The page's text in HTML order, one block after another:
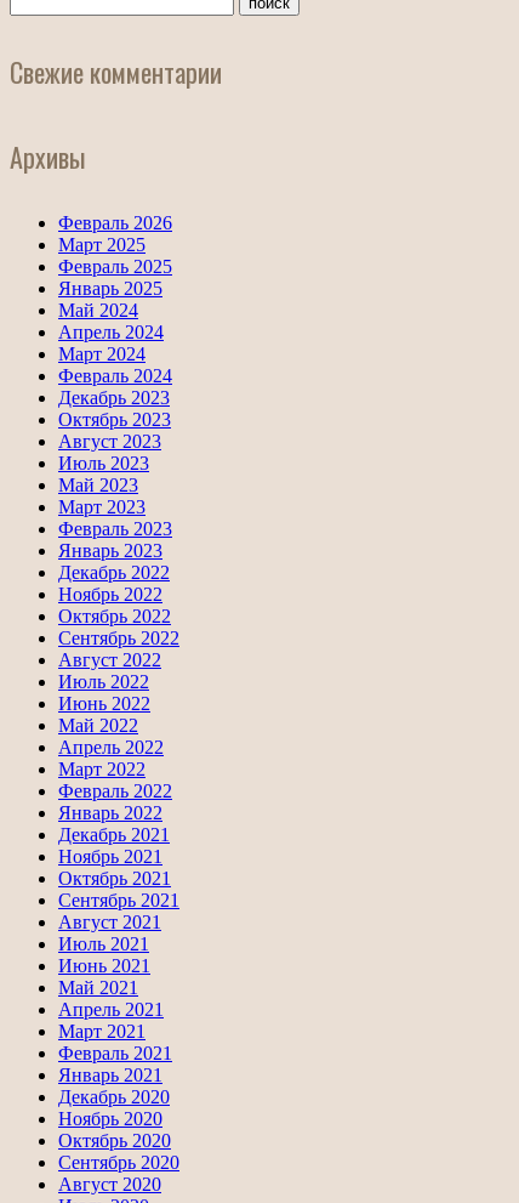
Свежие комментарии
Архивы
Февраль 2026
Март 2025
Февраль 2025
Январь 2025
Май 2024
Апрель 2024
Март 2024
Февраль 2024
Декабрь 2023
Октябрь 2023
Август 2023
Июль 2023
Май 2023
Март 2023
Февраль 2023
Январь 2023
Декабрь 2022
Ноябрь 2022
Октябрь 2022
Сентябрь 2022
Август 2022
Июль 2022
Июнь 2022
Май 2022
Апрель 2022
Март 2022
Февраль 2022
Январь 2022
Декабрь 2021
Ноябрь 2021
Октябрь 2021
Сентябрь 2021
Август 2021
Июль 2021
Июнь 2021
Май 2021
Апрель 2021
Март 2021
Февраль 2021
Январь 2021
Декабрь 2020
Ноябрь 2020
Октябрь 2020
Сентябрь 2020
Август 2020